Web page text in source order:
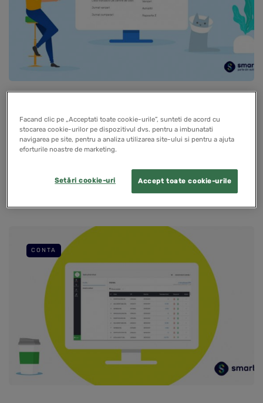
10 iunie 2019
extrem de utile, printre care se numara Raportul sume
de incasat si Raportul sume de platit.
CONTA
Facand clic pe „Acceptati toate cookie-urile”, sunteti de acord cu
stocarea cookie-urilor pe dispozitivul dvs. pentru a imbunatati
navigarea pe site, pentru a analiza utilizarea site-ului si pentru a ajuta
eforturile noastre de marketing.
Accept toate cookie-urile
Setări cookie-uri